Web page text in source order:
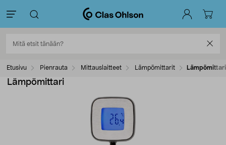
Etusivu Pienrauta Mittauslaitteet Lämpömittarit Lämpömittari
Lämpömittari